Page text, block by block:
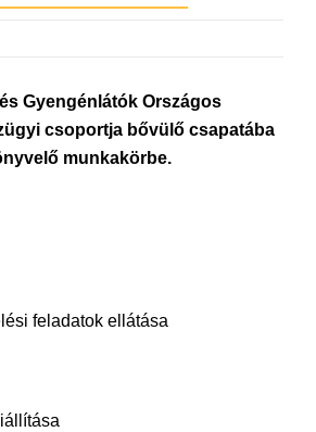
Gyengénlátók Országos
csoportja bővülő csapatába
munkakörbe.
feladatok ellátása